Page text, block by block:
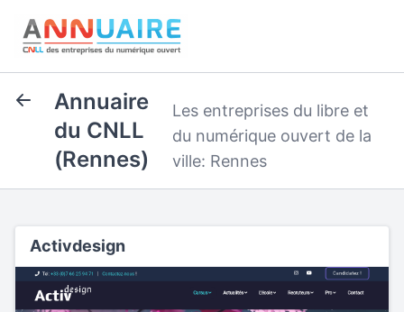
Annuaire
du CNLL
(Rennes)
Les entreprises du libre et
du numérique ouvert de la
ville: Rennes
Activdesign